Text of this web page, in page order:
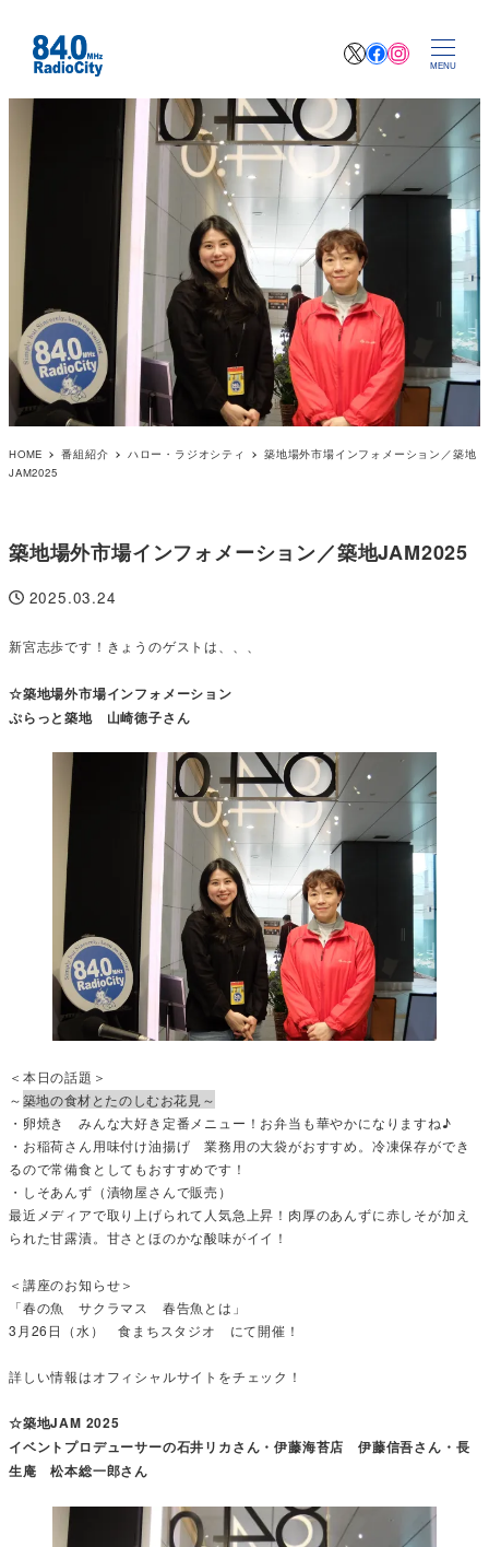
XFacebook
MENU
HOME 番組紹介 ハロー・ラジオシティ
築地場外市場インフォメーション／築地
JAM2025
築地場外市場インフォメーション／築地JAM2025
投稿日
2025.03.24
新宮志歩です！きょうのゲストは、、、
☆築地場外市場インフォメーション
ぷらっと築地 山崎徳子さん
＜本日の話題＞
～築地の食材とたのしむお花見～
・卵焼き みんな大好き定番メニュー！お弁当も華やかになりますね♪
・お稲荷さん用味付け油揚げ 業務用の大袋がおすすめ。冷凍保存ができ
るので常備食としてもおすすめです！
・しそあんず（漬物屋さんで販売）
最近メディアで取り上げられて人気急上昇！肉厚のあんずに赤しそが加え
られた甘露漬。甘さとほのかな酸味がイイ！
＜講座のお知らせ＞
「春の魚 サクラマス 春告魚とは」
3月26日（水） 食まちスタジオ にて開催！
詳しい情報はオフィシャルサイトをチェック！
☆築地JAM 2025
イベントプロデューサーの石井リカさん・伊藤海苔店 伊藤信吾さん・長
生庵 松本総一郎さん